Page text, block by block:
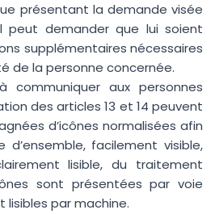
présentant la demande visée
peut demander que lui soient
supplémentaires nécessaires
de la personne concernée.
communiquer aux personnes
des articles 13 et 14 peuvent
d’icônes normalisées afin
d’ensemble, facilement visible,
lisible, du traitement
sont présentées par voie
lisibles par machine.